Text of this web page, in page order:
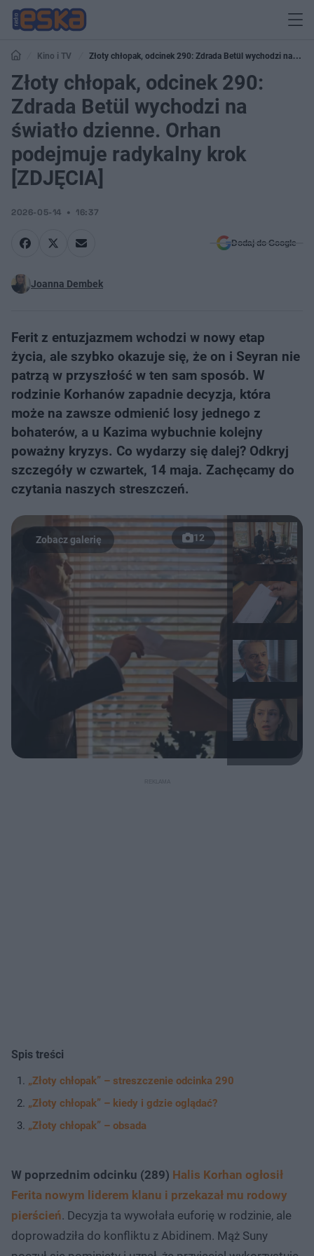
Kino i TV
Złoty chłopak, odcinek 290: Zdrada Betül wychodzi na
światło dzienne. Orhan podejmuje radykalny krok [ZDJĘCIA]
Złoty chłopak, odcinek 290:
Zdrada Betül wychodzi na
światło dzienne. Orhan
podejmuje radykalny krok
[ZDJĘCIA]
2026-05-14 16:37
Dodaj do Google
Joanna Dembek
Ferit z entuzjazmem wchodzi w nowy etap
życia, ale szybko okazuje się, że on i Seyran nie
patrzą w przyszłość w ten sam sposób. W
rodzinie Korhanów zapadnie decyzja, która
może na zawsze odmienić losy jednego z
bohaterów, a u Kazima wybuchnie kolejny
poważny kryzys. Co wydarzy się dalej? Odkryj
szczegóły w czwartek, 14 maja. Zachęcamy do
czytania naszych streszczeń.
12
Spis treści
„Złoty chłopak” – streszczenie odcinka 290
„Złoty chłopak” – kiedy i gdzie oglądać?
„Złoty chłopak” – obsada
W poprzednim odcinku (289) Halis Korhan ogłosił
Ferita nowym liderem klanu i przekazał mu rodowy
pierścień. Decyzja ta wywołała euforię w rodzinie, ale
doprowadziła do konfliktu z Abidinem. Mąż Suny